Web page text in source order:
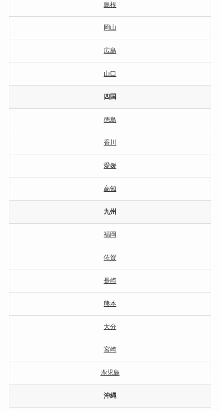
島根
岡山
広島
山口
四国
徳島
香川
愛媛
高知
九州
福岡
佐賀
長崎
熊本
大分
宮崎
鹿児島
沖縄